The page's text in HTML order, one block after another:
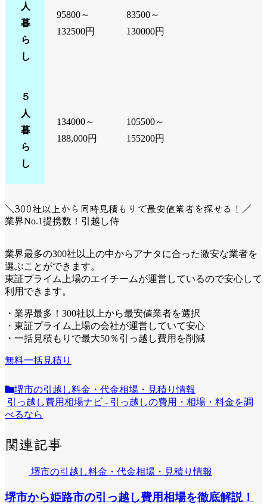
人
暮
ら
し
95800～
132500円
83500～
130000円
５
人
暮
ら
し
134000～
188,000円
105500～
155200円
＼300社以上から同時見積もりで最安値業者を探せる！／
業界No.1提携数！引越し侍
業界最多の300社以上の中からアナタに合った激安な業者を
選ぶことができます。
東証プライム上場のエイチームが運営しているので安心して
利用できます。
・業界最多！300社以上から最安値業者を選択
・東証プライム上場の会社が運営していて安心
・一括見積もりで最大50％引っ越し費用を削減
無料一括見積り
堺市の引越し料金・代金相場・見積り情報
引っ越し費用相場ナビ - 引っ越しの費用・相場・料金を調
べるなら
関連記事
堺市の引越し料金・代金相場・見積り情報
堺市から姫路市の引っ越し費用相場を徹底解説！